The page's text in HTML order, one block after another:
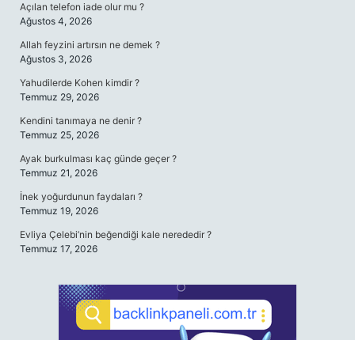
Açılan telefon iade olur mu ?
Ağustos 4, 2026
Allah feyzini artırsın ne demek ?
Ağustos 3, 2026
Yahudilerde Kohen kimdir ?
Temmuz 29, 2026
Kendini tanımaya ne denir ?
Temmuz 25, 2026
Ayak burkulması kaç günde geçer ?
Temmuz 21, 2026
İnek yoğurdunun faydaları ?
Temmuz 19, 2026
Evliya Çelebi’nin beğendiği kale nerededir ?
Temmuz 17, 2026